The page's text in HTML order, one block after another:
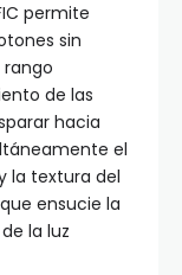
permite
sin
rango
de las
hacia
el
la textura del
ensucie la
la luz